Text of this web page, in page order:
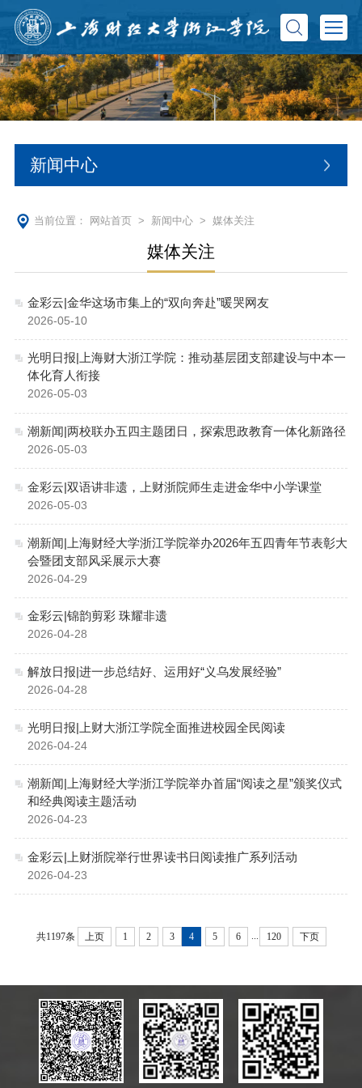
新闻中心
当前位置： 网站首页> 新闻中心> 媒体关注
媒体关注
金彩云|金华这场市集上的“双向奔赴”暖哭网友
2026-05-10
光明日报|上海财大浙江学院：推动基层团支部建设与中本一
体化育人衔接
2026-05-03
潮新闻|两校联办五四主题团日，探索思政教育一体化新路径
2026-05-03
金彩云|双语讲非遗，上财浙院师生走进金华中小学课堂
2026-05-03
潮新闻|上海财经大学浙江学院举办2026年五四青年节表彰大
会暨团支部风采展示大赛
2026-04-29
金彩云|锦韵剪彩 珠耀非遗
2026-04-28
解放日报|进一步总结好、运用好“义乌发展经验”
2026-04-28
光明日报|上财大浙江学院全面推进校园全民阅读
2026-04-24
潮新闻|上海财经大学浙江学院举办首届“阅读之星”颁奖仪式
和经典阅读主题活动
2026-04-23
金彩云|上财浙院举行世界读书日阅读推广系列活动
2026-04-23
共1197条 上页 1 2 3 4 5 6 120 下页